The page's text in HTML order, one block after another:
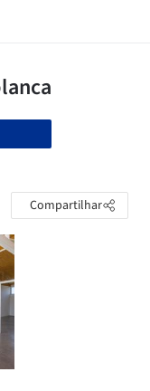
Compartilhar